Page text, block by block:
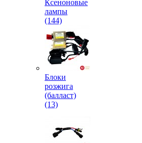
Ксеноновые
лампы
(144)
Блоки
розжига
(балласт)
(13)